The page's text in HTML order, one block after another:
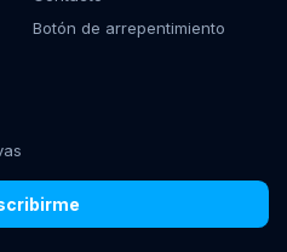
Botón de arrepentimiento